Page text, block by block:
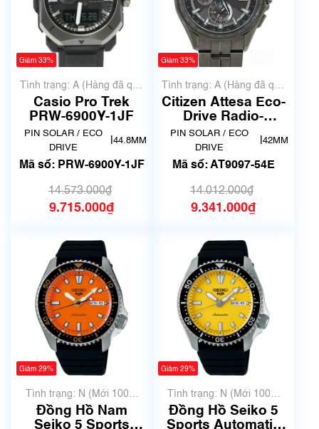
Giảm 33%
Tình trạng: A (Hàng đã qua
sử dụng nhưng rất đẹp,
không có xước)
Casio Pro Trek
PRW-6900Y-1JF
PIN SOLAR / ECO
DRIVE
44.8MM
Mã số: PRW-6900Y-1JF
14.573.000₫
9.715.000₫
Giảm 33%
Tình trạng: A (Hàng đã qua
sử dụng nhưng rất đẹp,
không có xước)
Citizen Attesa Eco-
Drive Radio-
Controlled Titanium
AT9097-54E
PIN SOLAR / ECO
DRIVE
42MM
Mã số: AT9097-54E
14.012.000₫
9.341.000₫
Giảm 29%
Tình trạng: N (Mới 100%
chưa qua sử dụng)
Đồng Hồ Nam
Seiko 5 Sports
Giảm 29%
Tình trạng: N (Mới 100%
chưa qua sử dụng)
Đồng Hồ Seiko 5
Sports Automatic